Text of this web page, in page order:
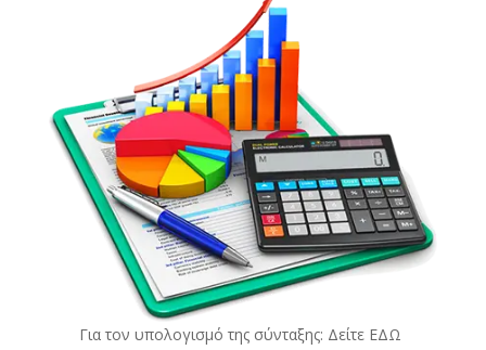
Για τον υπολογισμό της σύνταξης: Δείτε ΕΔΩ